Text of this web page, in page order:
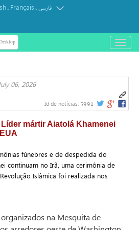
. Français.فارسی
باز
و
کردن
06, 2026
Id de notícias: 5991
mártir Aiatolá Khamenei
fúnebres e de despedida do
continuam no Irã, uma cerimônia de
Islâmica foi realizada nos
na Mesquita de